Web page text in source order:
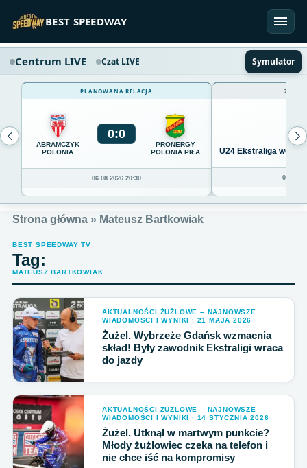
BEST SPEEDWAY
Centrum LIVE Czat LIVE Symulator
PLANOWANA RELACJA
ABRAMCZYK
POLONIA
0:0
PRONERGY
POLONIA PIŁA
06.08.2026 20:30
U24 Ekstraliga we
Strona główna » Mateusz Bartkowiak
BEST SPEEDWAY TV
Tag:
MATEUSZ BARTKOWIAK
AKTUALNOŚCI ŻUŻLOWE – NAJNOWSZE
WIADOMOŚCI I WYNIKI · 21 MAJA 2026
Żużel. Wybrzeże Gdańsk wzmacnia
skład! Były zawodnik Ekstraligi wraca
do jazdy
AKTUALNOŚCI ŻUŻLOWE – NAJNOWSZE
WIADOMOŚCI I WYNIKI · 14 STYCZNIA 2026
Żużel. Utknął w martwym punkcie?
Młody żużlowiec czeka na telefon i
nie chce iść na kompromisy